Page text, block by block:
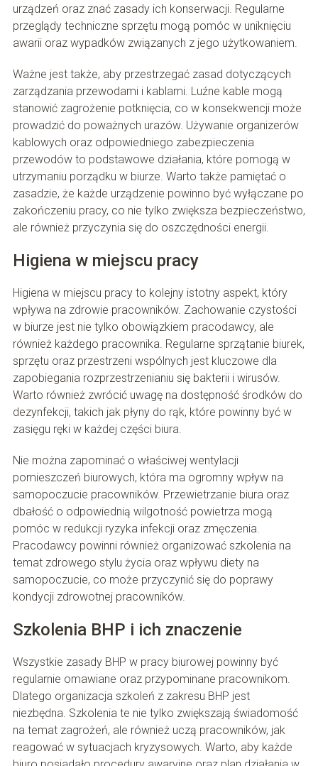
urządzeń oraz znać zasady ich konserwacji. Regularne
przeglądy techniczne sprzętu mogą pomóc w uniknięciu
awarii oraz wypadków związanych z jego użytkowaniem.
Ważne jest także, aby przestrzegać zasad dotyczących
zarządzania przewodami i kablami. Luźne kable mogą
stanowić zagrożenie potknięcia, co w konsekwencji może
prowadzić do poważnych urazów. Używanie organizerów
kablowych oraz odpowiedniego zabezpieczenia
przewodów to podstawowe działania, które pomogą w
utrzymaniu porządku w biurze. Warto także pamiętać o
zasadzie, że każde urządzenie powinno być wyłączane po
zakończeniu pracy, co nie tylko zwiększa bezpieczeństwo,
ale również przyczynia się do oszczędności energii.
Higiena w miejscu pracy
Higiena w miejscu pracy to kolejny istotny aspekt, który
wpływa na zdrowie pracowników. Zachowanie czystości
w biurze jest nie tylko obowiązkiem pracodawcy, ale
również każdego pracownika. Regularne sprzątanie biurek,
sprzętu oraz przestrzeni wspólnych jest kluczowe dla
zapobiegania rozprzestrzenianiu się bakterii i wirusów.
Warto również zwrócić uwagę na dostępność środków do
dezynfekcji, takich jak płyny do rąk, które powinny być w
zasięgu ręki w każdej części biura.
Nie można zapominać o właściwej wentylacji
pomieszczeń biurowych, która ma ogromny wpływ na
samopoczucie pracowników. Przewietrzanie biura oraz
dbałość o odpowiednią wilgotność powietrza mogą
pomóc w redukcji ryzyka infekcji oraz zmęczenia.
Pracodawcy powinni również organizować szkolenia na
temat zdrowego stylu życia oraz wpływu diety na
samopoczucie, co może przyczynić się do poprawy
kondycji zdrowotnej pracowników.
Szkolenia BHP i ich znaczenie
Wszystkie zasady BHP w pracy biurowej powinny być
regularnie omawiane oraz przypominane pracownikom.
Dlatego organizacja szkoleń z zakresu BHP jest
niezbędna. Szkolenia te nie tylko zwiększają świadomość
na temat zagrożeń, ale również uczą pracowników, jak
reagować w sytuacjach kryzysowych. Warto, aby każde